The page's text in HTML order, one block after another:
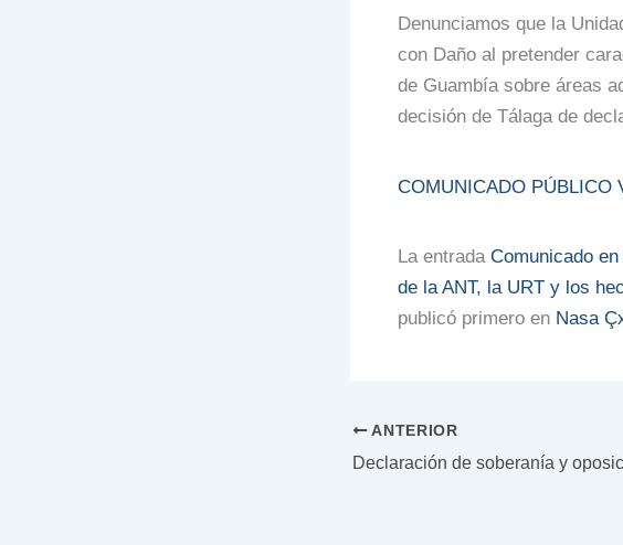
Denunciamos que la
con Daño al pretender
de Guambía sobre áreas
decisión de Tálaga de
COMUNICADO PÚBLICO
La entrada Comunicado
de la ANT, la URT y los
publicó primero en Nasa
ANTERIOR